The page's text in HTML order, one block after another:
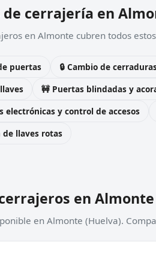
de cerrajería en
en Almonte cubren todos
puertas 🔒 Cambio de
🚧 Puertas blindadas y
electrónicas y control de accesos
de llaves rotas
en Almonte
en Almonte (Huelva).